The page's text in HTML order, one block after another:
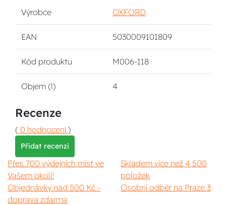
Výrobce OXFORD
EAN 5030009101809
Kód produktu M006-118
Objem (l) 4
Recenze
( 0 hodnocení )
Přidat recenzi
Přes 700 výdejních míst ve
Vašem okolí!
Skladem více než 4 500
položek
Objednávky nad 500 Kč -
doprava zdarma
Osobní odběr na Praze 3